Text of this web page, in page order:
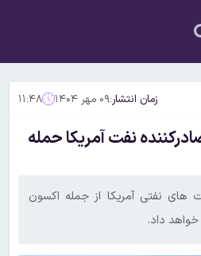
زمان انتشار:۰۹ مهر ۱۴۰۴ ۱۱:۴۸
نفت آمریکا حمله
های نفتی آمریکا از جمله اکسون
داد.